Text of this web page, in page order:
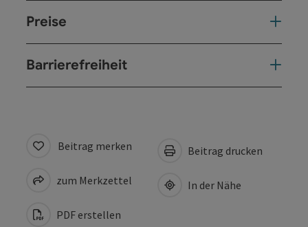
Preise
Barrierefreiheit
Beitrag merken
zum Merkzettel
PDF erstellen
Beitrag drucken
In der Nähe